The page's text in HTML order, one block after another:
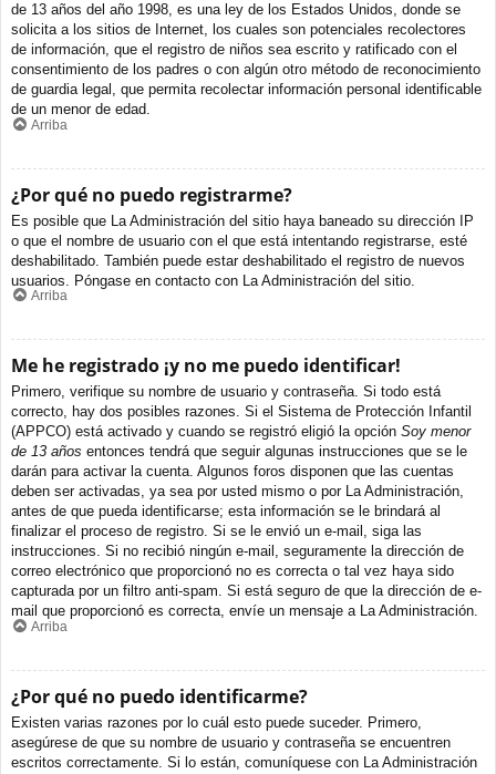
de 13 años del año 1998, es una ley de los Estados Unidos, donde se
solicita a los sitios de Internet, los cuales son potenciales recolectores
de información, que el registro de niños sea escrito y ratificado con el
consentimiento de los padres o con algún otro método de reconocimiento
de guardia legal, que permita recolectar información personal identificable
de un menor de edad.
Arriba
¿Por qué no puedo registrarme?
Es posible que La Administración del sitio haya baneado su dirección IP
o que el nombre de usuario con el que está intentando registrarse, esté
deshabilitado. También puede estar deshabilitado el registro de nuevos
usuarios. Póngase en contacto con La Administración del sitio.
Arriba
Me he registrado ¡y no me puedo identificar!
Primero, verifique su nombre de usuario y contraseña. Si todo está
correcto, hay dos posibles razones. Si el Sistema de Protección Infantil
(APPCO) está activado y cuando se registró eligió la opción Soy menor
de 13 años entonces tendrá que seguir algunas instrucciones que se le
darán para activar la cuenta. Algunos foros disponen que las cuentas
deben ser activadas, ya sea por usted mismo o por La Administración,
antes de que pueda identificarse; esta información se le brindará al
finalizar el proceso de registro. Si se le envió un e-mail, siga las
instrucciones. Si no recibió ningún e-mail, seguramente la dirección de
correo electrónico que proporcionó no es correcta o tal vez haya sido
capturada por un filtro anti-spam. Si está seguro de que la dirección de e-
mail que proporcionó es correcta, envíe un mensaje a La Administración.
Arriba
¿Por qué no puedo identificarme?
Existen varias razones por lo cuál esto puede suceder. Primero,
asegúrese de que su nombre de usuario y contraseña se encuentren
escritos correctamente. Si lo están, comuníquese con La Administración